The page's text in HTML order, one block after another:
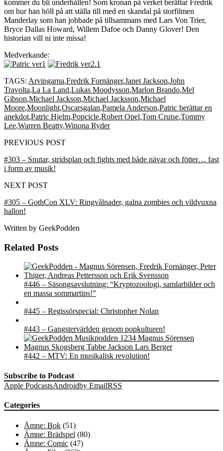
kommer du bli underhållen! Som kronan på verket berättar Fredrik
om hur han höll på att ställa till med en skandal på storfilmen
Manderlay som han jobbade på tillsammans med Lars Von Trier,
Bryce Dallas Howard, Willem Dafoe och Danny Glover! Den
historian vill ni inte missa!
Medverkande:
TAGS: Arvingarna,Fredrik Fornänger,Janet Jackson,John
Travolta,La La Land,Lukas Moodysson,Marlon Brando,Mel
Gibson,Michael Jackson,Michael Jacksson,Michael
Moore,Moonlight,Oscarsgalan,Pamela Anderson,Patric berättar en
anekdot,Patric Hjelm,Popcicle,Robert Opel,Tom Cruise,Tommy
Lee,Warren Beatty,Winona Ryder
PREVIOUS POST
#303 – Snutar, stridsplan och fights med både nävar och fötter… fast
i form av musik!
NEXT POST
#305 – GothCon XLV: Ringvålnader, galna zombies och vildvuxna
hallon!
Written by GeekPodden
Related Posts
#446 – Säsongsavslutning: “Kryptozoologi, samlarbilder och
en massa sommartips!”
#445 – Regissörspecial: Christopher Nolan
#443 – Gangstervärlden genom popkulturen!
#442 – MTV: En musikalisk revolution!
Subscribe to Podcast
Apple PodcastsAndroidby EmailRSS
Categories
Ämne: Bok (51)
Ämne: Brädspel (80)
Ämne: Comic (47)